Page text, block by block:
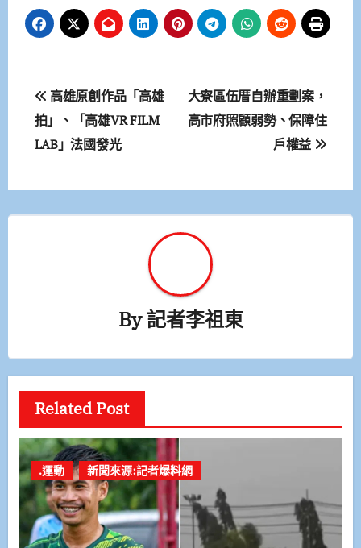
文
章
導
覽
高雄原創作品「高雄
拍」、「高雄VR FILM
LAB」法國發光
大寮區伍厝自辦重劃案，
高市府照顧弱勢、保障住
戶權益
By記者李祖東
Related Post
.運動 新聞來源:記者爆料網